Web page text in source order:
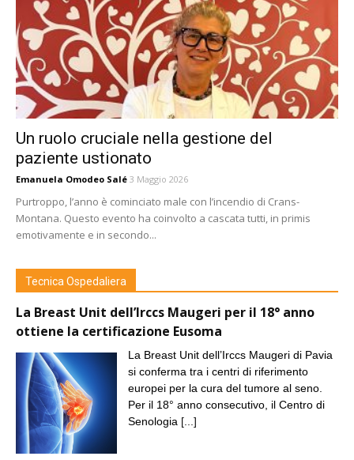
Un ruolo cruciale nella gestione del
paziente ustionato
Emanuela Omodeo Salé 3 Maggio 2026
Purtroppo, l’anno è cominciato male con l’incendio di Crans-
Montana. Questo evento ha coinvolto a cascata tutti, in primis
emotivamente e in secondo...
Tecnica Ospedaliera
La Breast Unit dell’Irccs Maugeri per il 18° anno
ottiene la certificazione Eusoma
La Breast Unit dell’Irccs Maugeri di Pavia
si conferma tra i centri di riferimento
europei per la cura del tumore al seno.
Per il 18° anno consecutivo, il Centro di
Senologia [...]